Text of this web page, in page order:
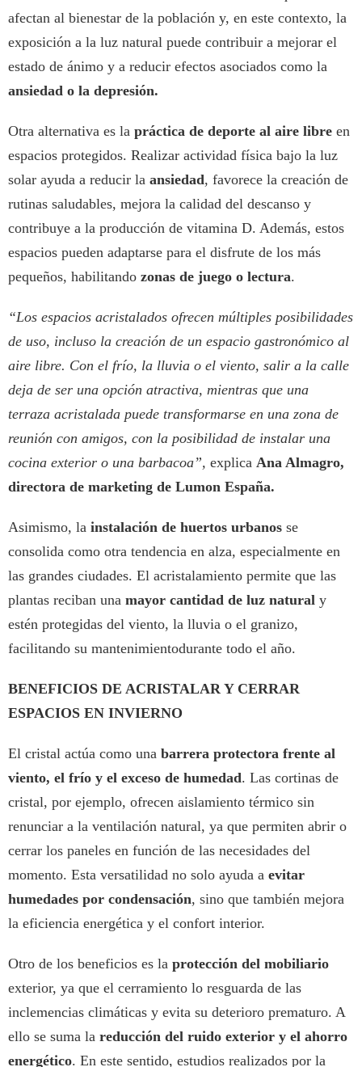
afectan al bienestar de la población y, en este contexto, la
exposición a la luz natural puede contribuir a mejorar el
estado de ánimo y a reducir efectos asociados como la
ansiedad o la depresión.
Otra alternativa es la práctica de deporte al aire libre en
espacios protegidos. Realizar actividad física bajo la luz
solar ayuda a reducir la ansiedad, favorece la creación de
rutinas saludables, mejora la calidad del descanso y
contribuye a la producción de vitamina D. Además, estos
espacios pueden adaptarse para el disfrute de los más
pequeños, habilitando zonas de juego o lectura.
“Los espacios acristalados ofrecen múltiples posibilidades
de uso, incluso la creación de un espacio gastronómico al
aire libre. Con el frío, la lluvia o el viento, salir a la calle
deja de ser una opción atractiva, mientras que una
terraza acristalada puede transformarse en una zona de
reunión con amigos, con la posibilidad de instalar una
cocina exterior o una barbacoa”, explica Ana Almagro,
directora de marketing de Lumon España.
Asimismo, la instalación de huertos urbanos se
consolida como otra tendencia en alza, especialmente en
las grandes ciudades. El acristalamiento permite que las
plantas reciban una mayor cantidad de luz natural y
estén protegidas del viento, la lluvia o el granizo,
facilitando su mantenimientodurante todo el año.
BENEFICIOS DE ACRISTALAR Y CERRAR
ESPACIOS EN INVIERNO
El cristal actúa como una barrera protectora frente al
viento, el frío y el exceso de humedad. Las cortinas de
cristal, por ejemplo, ofrecen aislamiento térmico sin
renunciar a la ventilación natural, ya que permiten abrir o
cerrar los paneles en función de las necesidades del
momento. Esta versatilidad no solo ayuda a evitar
humedades por condensación, sino que también mejora
la eficiencia energética y el confort interior.
Otro de los beneficios es la protección del mobiliario
exterior, ya que el cerramiento lo resguarda de las
inclemencias climáticas y evita su deterioro prematuro. A
ello se suma la reducción del ruido exterior y el ahorro
energético. En este sentido, estudios realizados por la